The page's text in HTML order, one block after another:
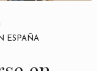
ESPAÑA